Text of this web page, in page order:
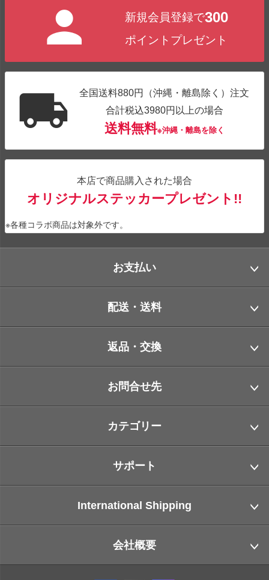
新規会員登録で300
ポイントプレゼント
全国送料880円（沖縄・離島除く）注文
合計税込3980円以上の場合
送料無料※沖縄・離島を除く
本店で商品購入された場合
オリジナルステッカープレゼント!!
※各種コラボ商品は対象外です。
お支払い
配送・送料
返品・交換
お問合せ先
カテゴリー
サポート
International Shipping
会社概要